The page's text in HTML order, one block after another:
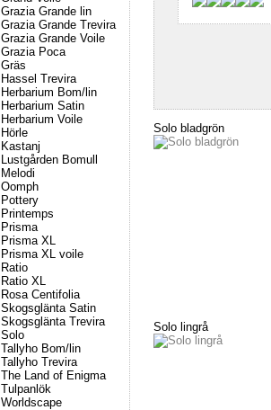
Grazia Grande lin
Grazia Grande Trevira
Grazia Grande Voile
Grazia Poca
Gräs
Hassel Trevira
Herbarium Bom/lin
Herbarium Satin
Herbarium Voile
Hörle
Kastanj
Lustgården Bomull
Melodi
Oomph
Pottery
Printemps
Prisma
Prisma XL
Prisma XL voile
Ratio
Ratio XL
Rosa Centifolia
Skogsglänta Satin
Skogsglänta Trevira
Solo
Tallyho Bom/lin
Tallyho Trevira
The Land of Enigma
Tulpanlök
Worldscape
Solo bladgrön
Solo lingrå